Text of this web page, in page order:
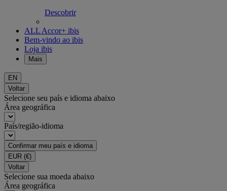
Descobrir
ALL Accor+ ibis
Bem-vindo ao ibis
Loja ibis
Mais
EN
Voltar
Selecione seu país e idioma abaixo
Área geográfica
País/região-idioma
Confirmar meu país e idioma
EUR (€)
Voltar
Selecione sua moeda abaixo
Área geográfica